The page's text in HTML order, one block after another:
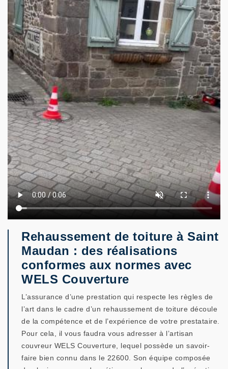
Rehaussement de toiture à Saint
Maudan : des réalisations
conformes aux normes avec
WELS Couverture
L’assurance d’une prestation qui respecte les règles de
l’art dans le cadre d’un rehaussement de toiture découle
de la compétence et de l’expérience de votre prestataire.
Pour cela, il vous faudra vous adresser à l’artisan
couvreur WELS Couverture, lequel possède un savoir-
faire bien connu dans le 22600. Son équipe composée